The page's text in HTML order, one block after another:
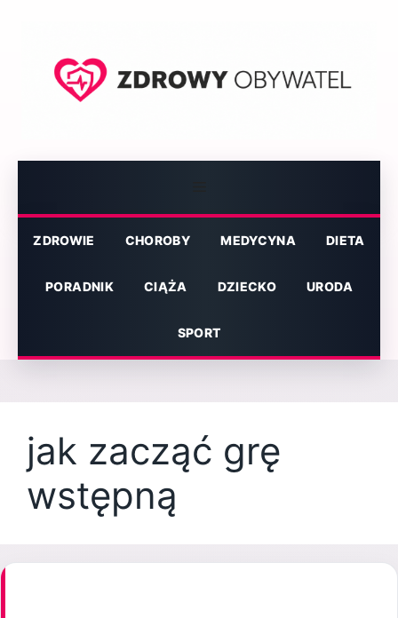
ZDROWIE CHOROBY MEDYCYNA DIETA
PORADNIK CIĄŻA DZIECKO URODA
SPORT
jak zacząć grę
wstępną